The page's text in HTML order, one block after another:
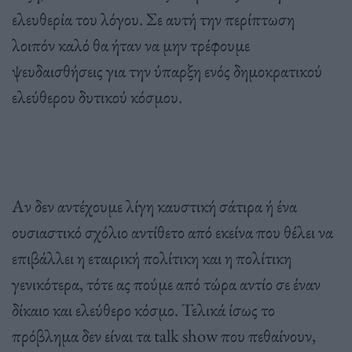
ελευθερία του λόγου. Σε αυτή την περίπτωση
λοιπόν καλό θα ήταν να μην τρέφουμε
ψευδαισθήσεις για την ύπαρξη ενός δημοκρατικού
ελεύθερου δυτικού κόσμου.
Αν δεν αντέχουμε λίγη καυστική σάτιρα ή ένα
ουσιαστικό σχόλιο αντίθετο από εκείνα που θέλει να
επιβάλλει η εταιρική πολίτικη και η πολίτικη
γενικότερα, τότε ας πούμε από τώρα αντίο σε έναν
δίκαιο και ελεύθερο κόσμο. Τελικά ίσως το
πρόβλημα δεν είναι τα talk show που πεθαίνουν,